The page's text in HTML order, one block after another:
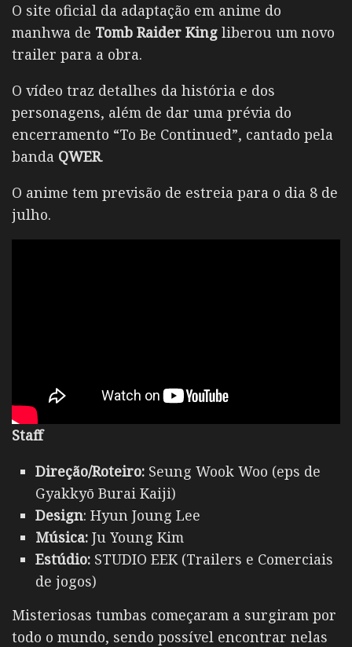
O site oficial da adaptação em anime do
manhwa de Tomb Raider King liberou um novo
trailer para a obra.
O vídeo traz detalhes da história e dos
personagens, além de dar uma prévia do
encerramento “To Be Continued”, cantado pela
banda QWER.
O anime tem previsão de estreia para o dia 8 de
julho.
Staff
Direção/Roteiro: Seung Wook Woo (eps de
Gyakkyō Burai Kaiji)
Design: Hyun Joung Lee
Música: Ju Young Kim
Estúdio: STUDIO EEK (Trailers e Comerciais
de jogos)
Misteriosas tumbas começaram a surgiram por
todo o mundo, sendo possível encontrar nelas